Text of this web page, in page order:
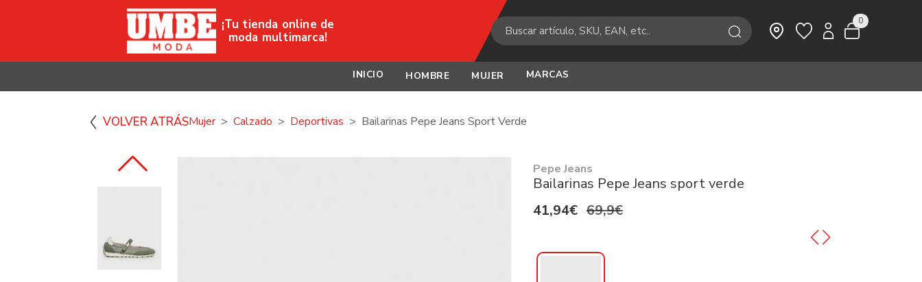
INICIO HOMBRE MUJER MARCAS
¡Tu tienda online de
moda multimarca!
0
VOLVER ATRÁSMujer Calzado Deportivas Bailarinas Pepe Jeans Sport Verde
Pepe Jeans
Bailarinas Pepe Jeans sport verde
41,94€ 69,9€